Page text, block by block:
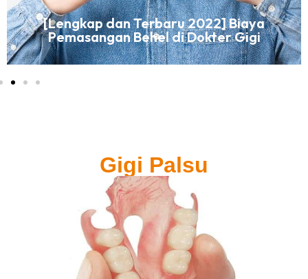
[Lengkap dan Terbaru 2022] Biaya
Pemasangan Behel di Dokter Gigi
Gigi Palsu